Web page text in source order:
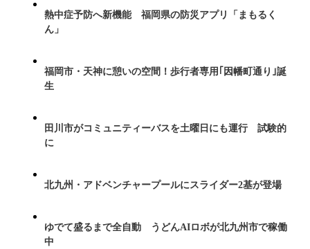
熱中症予防へ新機能 福岡県の防災アプリ「まもるく
ん」
福岡市・天神に憩いの空間！歩行者専用｢因幡町通り｣誕
生
田川市がコミュニティーバスを土曜日にも運行 試験的
に
北九州・アドベンチャープールにスライダー2基が登場
ゆでて盛るまで全自動 うどんAIロボが北九州市で稼働
中